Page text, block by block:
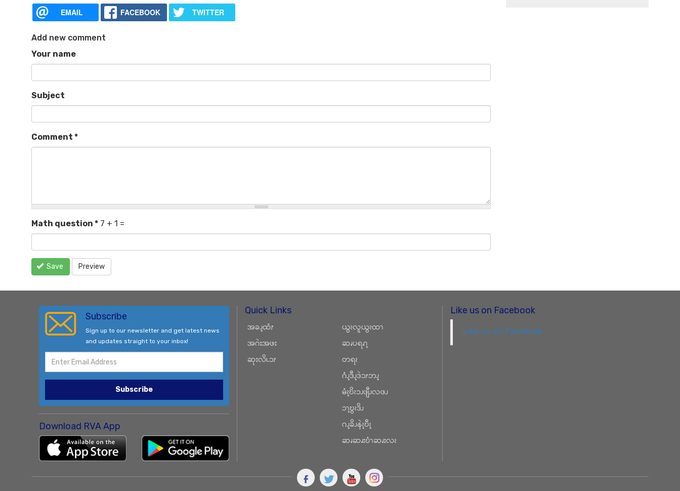
EMAIL FACEBOOK TWITTER
Add new comment
Your name
Subject
Comment *
Math question * 7 + 1 =
Save Preview
Subscribe
Sign up to our newsletter and get latest news
and updates straight to your inbox!
Subscribe
Download RVA App
Quick Links
အခၪ့ထံၭ
အဂဲးအဖး
ဆုးလိၬၥၭ
ယွၩလူယွၩထၫ
ဆၧပရၧၫ့
တရၩ
ဂံၪ့ဒီၪ့ဒဲၥၭဘၪ့
မံၩ့ဎိၩၥၪဖျီၪလဖၪ
ၥၫ့ဎွၩဒိၪ
ဂၪ့ခိၪနဲၩ့ဎီၩ့
ဆၧဆၧးဎံၫဆၧးလၩ
Like us on Facebook
Like us on Facebook